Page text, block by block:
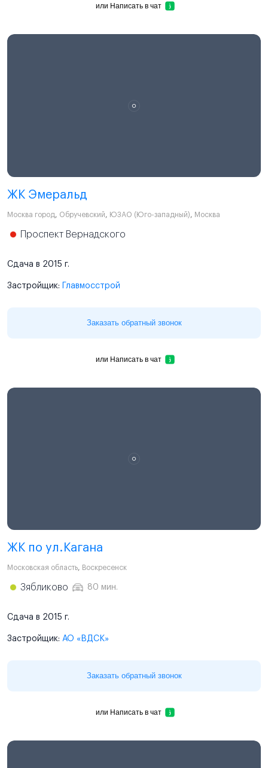
или Написать в чат
ЖК Эмеральд
Москва город, Обручевский, ЮЗАО (Юго-западный), Москва
Проспект Вернадского
Сдача в 2015 г.
Застройщик: Главмосстрой
Заказать обратный звонок
или Написать в чат
ЖК по ул.Кагана
Московская область, Воскресенск
Зябликово 80 мин.
Сдача в 2015 г.
Застройщик: АО «ВДСК»
Заказать обратный звонок
или Написать в чат